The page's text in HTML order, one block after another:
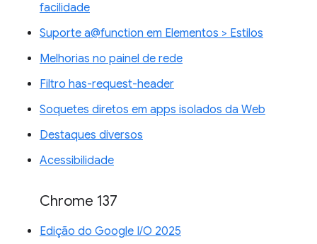
facilidade
Suporte a@function em Elementos > Estilos
Melhorias no painel de rede
Filtro has-request-header
Soquetes diretos em apps isolados da Web
Destaques diversos
Acessibilidade
Chrome 137
Edição do Google I/O 2025